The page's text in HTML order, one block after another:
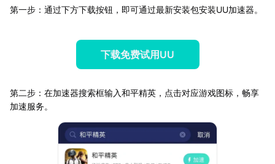
第一步：通过下方下载按钮，即可通过最新安装包安装UU加速器。
下载免费试用UU
第二步：在加速器搜索框输入和平精英，点击对应游戏图标，畅享
加速服务。